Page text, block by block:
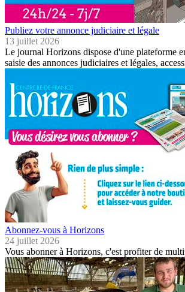
Publiez votre annonce judiciaire et légale
13 juillet 2026
Le journal Horizons dispose d'une plateforme
saisie des annonces judiciaires et légales,
Abonnez-vous à Horizons
24 juillet 2026
Vous abonner à Horizons, c'est profiter de